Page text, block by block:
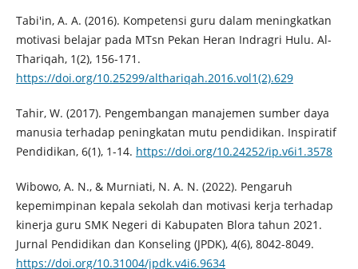
Tabi'in, A. A. (2016). Kompetensi guru dalam meningkatkan
motivasi belajar pada MTsn Pekan Heran Indragri Hulu. Al-
Thariqah, 1(2), 156-171.
https://doi.org/10.25299/althariqah.2016.vol1(2).629
Tahir, W. (2017). Pengembangan manajemen sumber daya
manusia terhadap peningkatan mutu pendidikan. Inspiratif
Pendidikan, 6(1), 1-14. https://doi.org/10.24252/ip.v6i1.3578
Wibowo, A. N., & Murniati, N. A. N. (2022). Pengaruh
kepemimpinan kepala sekolah dan motivasi kerja terhadap
kinerja guru SMK Negeri di Kabupaten Blora tahun 2021.
Jurnal Pendidikan dan Konseling (JPDK), 4(6), 8042-8049.
https://doi.org/10.31004/jpdk.v4i6.9634